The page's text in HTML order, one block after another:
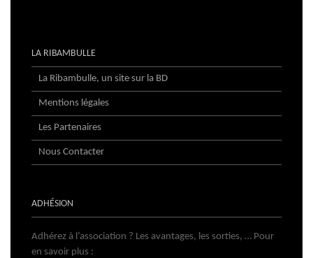
LA RIBAMBULLE
La Ribambulle, un site sur la BD
Mentions légales
Les Partenaires
Nous Contacter
ADHÉSION
Adhérez à l’association ? Les avantages, les sorties, … Pour
en savoir plus :